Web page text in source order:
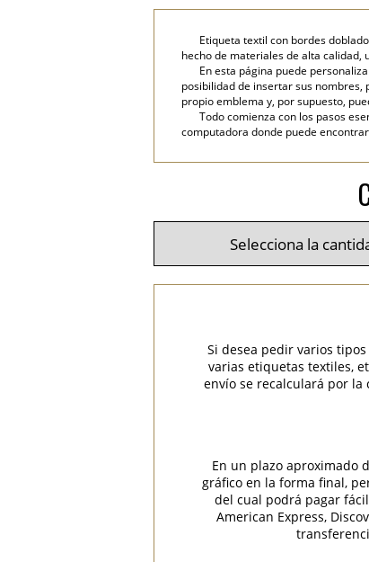
Etiqueta textil con bordes
hecho de materiales de alta calidad,
En esta página puede
posibilidad de insertar sus
propio emblema y, por supuesto,
Todo comienza con los pasos
computadora donde puede
Si desea pedir varios
varias etiquetas textiles,
envío se recalculará por
En un plazo aproximado
gráfico en la forma final,
del cual podrá pagar
American Express,